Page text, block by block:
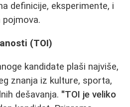
definicije, eksperimente, i
(TOI)
kandidate plaši najviše,
znanja iz kulture, sporta,
dešavanja. "TOI je veliko